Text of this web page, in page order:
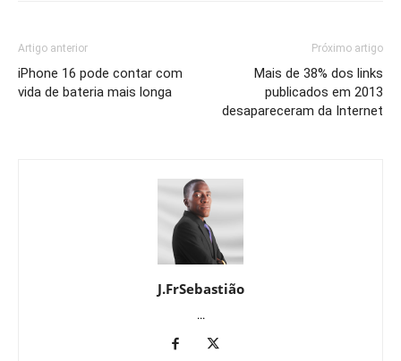
Artigo anterior
iPhone 16 pode contar com
vida de bateria mais longa
Próximo artigo
Mais de 38% dos links
publicados em 2013
desapareceram da Internet
J.FrSebastião
...